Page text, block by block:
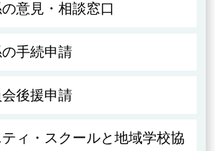
意見・相談窓口
手続申請
後援申請
ィ・スクールと地域学校協